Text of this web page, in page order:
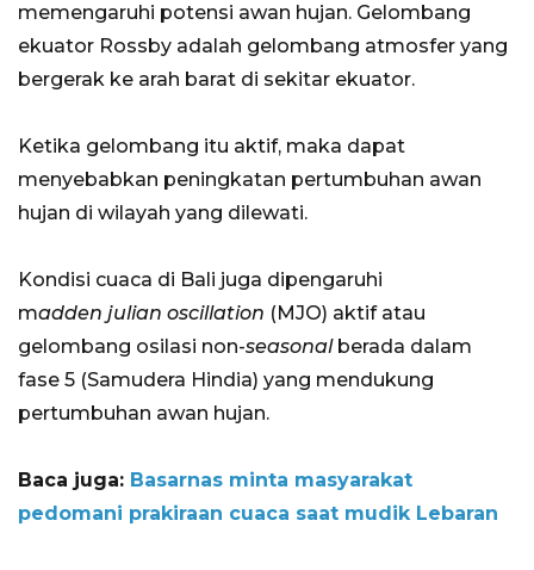
memengaruhi potensi awan hujan. Gelombang
ekuator Rossby adalah gelombang atmosfer yang
bergerak ke arah barat di sekitar ekuator.
Ketika gelombang itu aktif, maka dapat
menyebabkan peningkatan pertumbuhan awan
hujan di wilayah yang dilewati.
Kondisi cuaca di Bali juga dipengaruhi
madden julian oscillation (MJO) aktif atau
gelombang osilasi non-seasonalberada dalam
fase 5 (Samudera Hindia) yang mendukung
pertumbuhan awan hujan.
Baca juga: Basarnas minta masyarakat
pedomani prakiraan cuaca saat mudik Lebaran